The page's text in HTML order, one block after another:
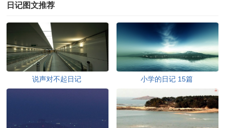
日记图文推荐
说声对不起日记 小学的日记 15篇